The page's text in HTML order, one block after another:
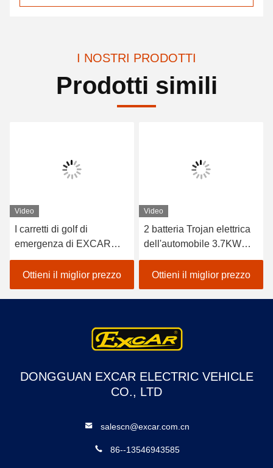
I NOSTRI PRODOTTI
Prodotti simili
Video
I carretti di golf di
emergenza di EXCAR
A1H2/CE con carico
chiuso inseriscono il telaio
di alluminio
Ottieni il miglior prezzo
Video
2 batteria Trojan elettrica
dell'automobile 3.7KW
48V dell'ambulanza di
Seater con il contenitore
di carico
Ottieni il miglior prezzo
DONGGUAN EXCAR ELECTRIC VEHICLE
CO., LTD
salescn@excar.com.cn
86--13546943585